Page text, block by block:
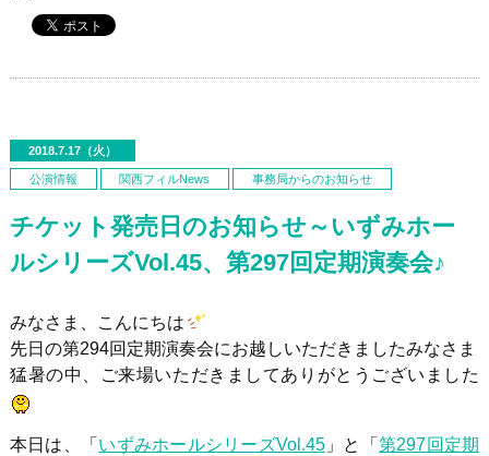
2018.7.17（火）
公演情報 関西フィルNews 事務局からのお知らせ
チケット発売日のお知らせ～いずみホー
ルシリーズVol.45、第297回定期演奏会♪
みなさま、こんにちは
先日の第294回定期演奏会にお越しいただきましたみなさま
猛暑の中、ご来場いただきましてありがとうございました
本日は、「 いずみホールシリーズVol.45」と「 第297回定期